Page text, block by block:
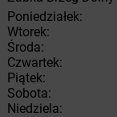
Poniedziałek:
Wtorek:
Środa:
Czwartek:
Piątek:
Sobota:
Niedziela: